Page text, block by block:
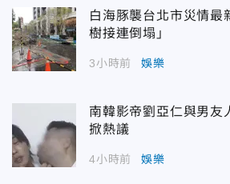
白海豚襲台北市災情最
樹接連倒塌」
3小時前 娛樂
南韓影帝劉亞仁與男
掀熱議
4小時前 娛樂